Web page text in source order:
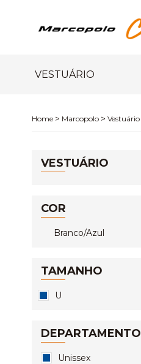
VESTUÁRIO
Marcopolo Vestuário
VESTUÁRIO
COR
Branco/Azul
TAMANHO
U
DEPARTAMENTO
Unissex